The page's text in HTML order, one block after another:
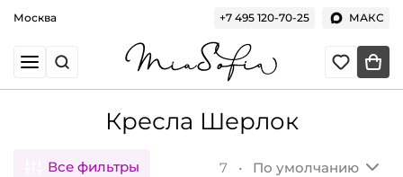
Москва +7 495 120-70-25 МАКС
Кресла Шерлок
Все фильтры 7 • По умолчанию